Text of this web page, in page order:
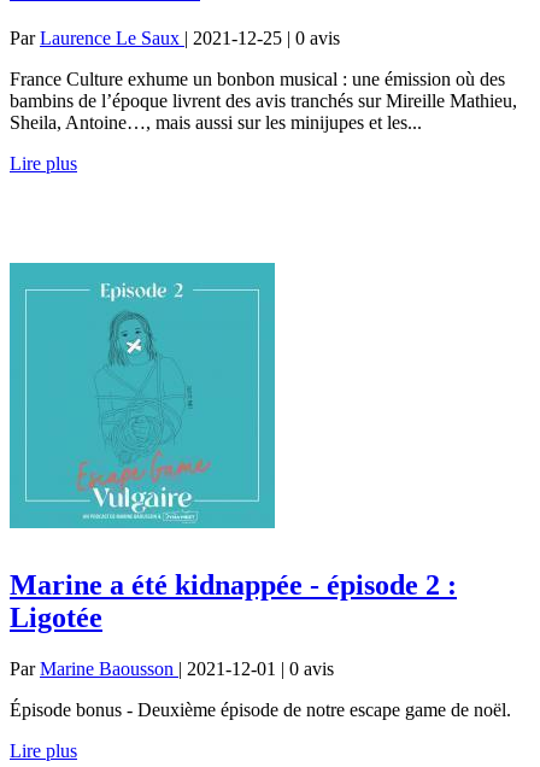
ParLaurence Le Saux | 2021-12-25 | 0 avis
France Culture exhume un bonbon musical : une émission où des
bambins de l’époque livrent des avis tranchés sur Mireille Mathieu,
Sheila, Antoine…, mais aussi sur les minijupes et les...
Lire plus
Marine a été kidnappée - épisode 2 :
Ligotée
ParMarine Baousson | 2021-12-01 | 0 avis
Épisode bonus - Deuxième épisode de notre escape game de noël.
Lire plus